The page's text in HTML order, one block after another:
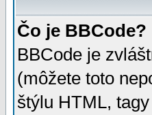
Čo je BBCode?
BBCode je
(môžete toto
štýlu HTML,